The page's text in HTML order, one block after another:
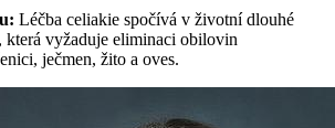
Léčba celiakie spočívá v životní dlouhé
která vyžaduje eliminaci obilovin
ječmen, žito a oves.